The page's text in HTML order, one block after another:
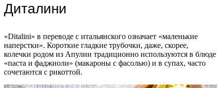
Диталини
«Ditalini» в переводе с итальянского означает «маленькие
наперстки». Короткие гладкие трубочки, даже, скорее,
колечки родом из Апулии традиционно используются в блюде
«паста и фаджиоли» (макароны с фасолью) и в супах, часто
сочетаются с рикоттой.